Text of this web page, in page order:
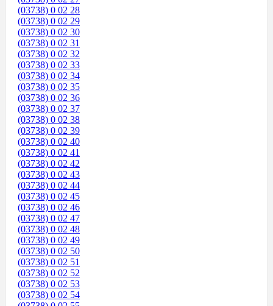
(03738) 0 02 28
(03738) 0 02 29
(03738) 0 02 30
(03738) 0 02 31
(03738) 0 02 32
(03738) 0 02 33
(03738) 0 02 34
(03738) 0 02 35
(03738) 0 02 36
(03738) 0 02 37
(03738) 0 02 38
(03738) 0 02 39
(03738) 0 02 40
(03738) 0 02 41
(03738) 0 02 42
(03738) 0 02 43
(03738) 0 02 44
(03738) 0 02 45
(03738) 0 02 46
(03738) 0 02 47
(03738) 0 02 48
(03738) 0 02 49
(03738) 0 02 50
(03738) 0 02 51
(03738) 0 02 52
(03738) 0 02 53
(03738) 0 02 54